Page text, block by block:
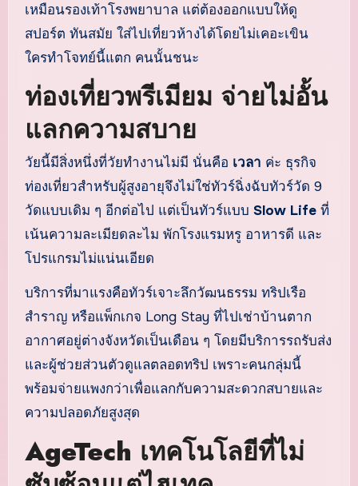
เหมือนรองเท้าโรงพยาบาล แต่ต้องออกแบบให้ดู
สปอร์ต ทันสมัย ใส่ไปเที่ยวห้างได้โดยไม่เคอะเขิน
ใครทำโจทย์นี้แตก คนนั้นชนะ
ท่องเที่ยวพรีเมียม จ่ายไม่อั้น
แลกความสบาย
วัยนี้มีสิ่งหนึ่งที่วัยทำงานไม่มี นั่นคือ เวลา ค่ะ ธุรกิจ
ท่องเที่ยวสำหรับผู้สูงอายุจึงไม่ใช่ทัวร์ฉิ่งฉับทัวร์วัด 9
วัดแบบเดิม ๆ อีกต่อไป แต่เป็นทัวร์แบบ Slow Lifeที่
เน้นความละเมียดละไม พักโรงแรมหรู อาหารดี และ
โปรแกรมไม่แน่นเอียด
บริการที่มาแรงคือทัวร์เจาะลึกวัฒนธรรม ทริปเรือ
สำราญ หรือแพ็กเกจ Long Stay ที่ไปเช่าบ้านตาก
อากาศอยู่ต่างจังหวัดเป็นเดือน ๆ โดยมีบริการรถรับส่ง
และผู้ช่วยส่วนตัวดูแลตลอดทริป เพราะคนกลุ่มนี้
พร้อมจ่ายแพงกว่าเพื่อแลกกับความสะดวกสบายและ
ความปลอดภัยสูงสุด
AgeTech เทคโนโลยีที่ไม่